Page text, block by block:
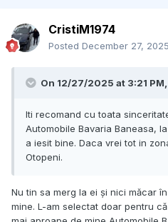
CristiM1974
Posted December 27, 2025
On 12/27/2025 at 3:21 PM,
Iti recomand cu toata
Automobile Bavaria Baneasa,
a iesit bine. Daca vrei tot in
Otopeni.
Nu tin sa merg la ei și nici măcar
mine. L-am selectat doar pentru